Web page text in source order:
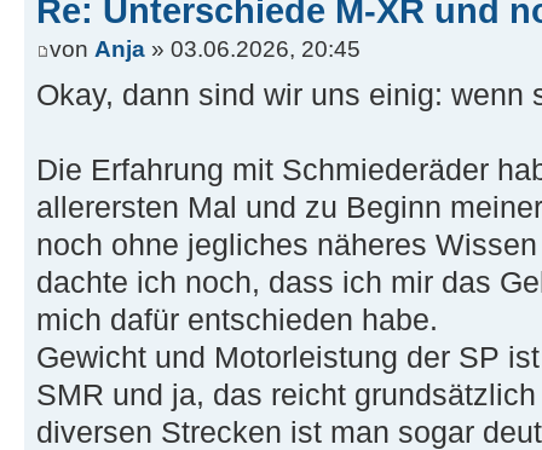
Re: Unterschiede M-XR und
von Anja » 03.06.2026, 20:45
Okay, dann sind wir uns einig: wenn
Die Erfahrung mit Schmiederäder
allerersten Mal und zu Beginn
noch ohne jegliches näheres
dachte ich noch, dass ich mir das
mich dafür entschieden habe.
Gewicht und Motorleistung der SP
SMR und ja, das reicht
diversen Strecken ist man sogar